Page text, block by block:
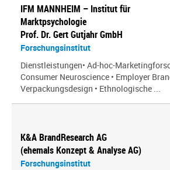
IFM MANNHEIM – Institut für
Marktpsychologie
Prof. Dr. Gert Gutjahr GmbH
Forschungsinstitut
Dienstleistungen• Ad-hoc-
Consumer Neuroscience • Employer
Verpackungsdesign • Ethnologische ...
K&A BrandResearch AG
(ehemals Konzept & Analyse AG)
Forschungsinstitut